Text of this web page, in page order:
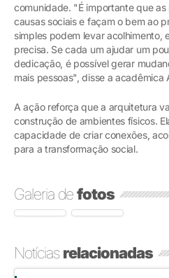
comunidade. "É importante que
causas sociais e façam o bem ao
simples podem levar acolhimento,
precisa. Se cada um ajudar um
dedicação, é possível gerar
mais pessoas", disse a
A ação reforça que a arquitetura
construção de ambientes físicos.
capacidade de criar conexões,
para a transformação social.
Galeria defotos
Notíciasrelacionadas